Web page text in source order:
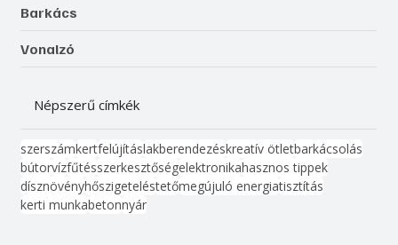
Barkács
Vonalzó
Népszerű címkék
szerszámkertfelújításlakberendezéskreatív ötletbarkácsolás
bútorvízfűtésszerkesztőségelektronikahasznos tippek
dísznövényhőszigeteléstetőmegújuló energiatisztítás
kerti munkabetonnyár